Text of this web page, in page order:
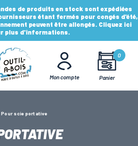
de produits en stock sont expédiées
étant fermés pour congés d'été,
peuvent être allongés. Cliquez ici
plus d'informations.
Mon compte Panier
0
FRAISES & FORETS
LAMES & DISQUES
Pour scie portative